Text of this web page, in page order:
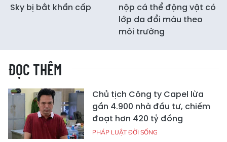
Sky bị bắt khẩn cấp
nộp cá thể động vật có
lớp da đổi màu theo
môi trường
ĐỌC THÊM
Chủ tịch Công ty Capel lừa
gần 4.900 nhà đầu tư, chiếm
đoạt hơn 420 tỷ đồng
PHÁP LUẬT ĐỜI SỐNG